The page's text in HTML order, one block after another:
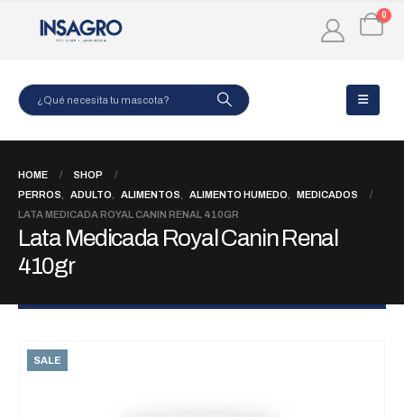
0
HOME
SHOP
PERROS
ADULTO ALIMENTOS ALIMENTO HUMEDO
MEDICADOS
LATA MEDICADA ROYAL CANIN RENAL 410GR
Lata Medicada Royal Canin Renal
410gr
SALE